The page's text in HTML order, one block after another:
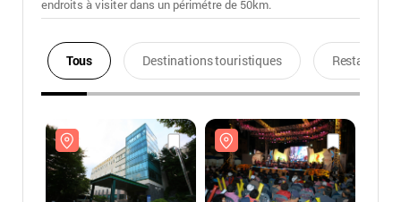
endroits à visiter dans un périmétre de 50km.
Tous Destinations touristiques Restaurants